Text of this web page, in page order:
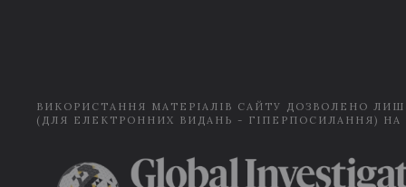
ВИКОРИСТАННЯ МАТЕРІАЛІВ САЙТУ ДОЗВОЛЕНО
(ДЛЯ ЕЛЕКТРОННИХ ВИДАНЬ - ГІПЕРПОСИЛАННЯ) НА